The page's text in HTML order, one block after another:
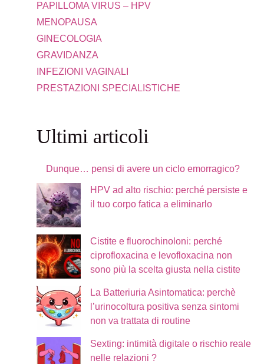
PAPILLOMA VIRUS – HPV
MENOPAUSA
GINECOLOGIA
GRAVIDANZA
INFEZIONI VAGINALI
PRESTAZIONI SPECIALISTICHE
Ultimi articoli
Dunque… pensi di avere un ciclo emorragico?
HPV ad alto rischio: perché persiste e
il tuo corpo fatica a eliminarlo
Cistite e fluorochinoloni: perché
ciprofloxacina e levofloxacina non
sono più la scelta giusta nella cistite
La Batteriuria Asintomatica: perchè
l’urinocoltura positiva senza sintomi
non va trattata di routine
Sexting: intimità digitale o rischio reale
nelle relazioni ?